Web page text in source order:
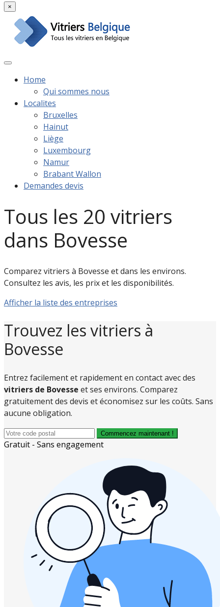
×
Home
Qui sommes nous
Localites
Bruxelles
Hainut
Liège
Luxembourg
Namur
Brabant Wallon
Demandes devis
Tous les 20 vitriers
dans Bovesse
Comparez vitriers à Bovesse et dans les environs.
Consultez les avis, les prix et les disponibilités.
Afficher la liste des entreprises
Trouvez les vitriers à
Bovesse
Entrez facilement et rapidement en contact avec des
vitriers de Bovesse et ses environs. Comparez
gratuitement des devis et économisez sur les coûts. Sans
aucune obligation.
Commencez maintenant !
Gratuit - Sans engagement